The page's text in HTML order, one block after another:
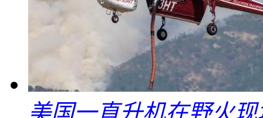
美国一直升机在野火